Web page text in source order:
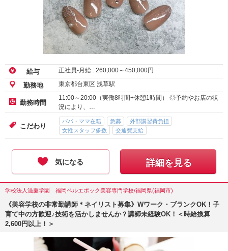
給与 正社員-月給 : 260,000～450,000円
勤務地 東京都台東区 浅草駅
勤務時間
11:00～20:00（実働8時間+休憩1時間） ◎予約やお店の状
況により、…
こだわり
パパ・ママ在籍 急募
外部講習費負担
女性スタッフ多数
交通費支給
気になる 詳細を見る
学校法人滋慶学園 福岡ベルエポック美容専門学校/福岡県(福岡市)
《美容学校の非常勤講師＊ネイリスト募集》Wワーク・ブランクOK！子
育て中の方歓迎♪技術を活かしませんか？講師未経験OK！＜時給換算
2,600円以上！＞